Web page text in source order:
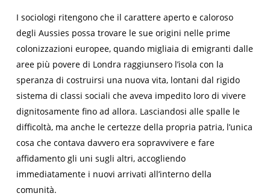
I sociologi ritengono che il carattere aperto e caloroso
degli Aussies possa trovare le sue origini nelle prime
colonizzazioni europee, quando migliaia di emigranti dalle
aree più povere di Londra raggiunsero l’isola con la
speranza di costruirsi una nuova vita, lontani dal rigido
sistema di classi sociali che aveva impedito loro di vivere
dignitosamente fino ad allora. Lasciandosi alle spalle le
difficoltà, ma anche le certezze della propria patria, l’unica
cosa che contava davvero era sopravvivere e fare
affidamento gli uni sugli altri, accogliendo
immediatamente i nuovi arrivati all’interno della
comunità.